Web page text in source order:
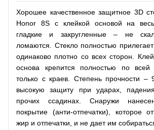
Хорошее качественное защитное 3D
Honor 8S с клейкой основой на
гладкие и закругленные – не
ломаются. Стекло полностью
одинаково плотно со всех сторон.
основа крепится полностью по
только с краев. Степень прочности –
высокую защиту при ударах,
прочих ссадинах. Снаружи
покрытие (анти-отпечатки), которое
жир и отпечатки, и не дает им